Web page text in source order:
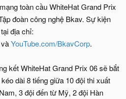
toàn cầu WhiteHat Grand Prix
đoàn công nghệ Bkav. Sự kiện
địa chỉ:
vàYouTube.com/BkavCorp.
kết WhiteHat Grand Prix 06 sẽ bắt
dài 8 tiếng giữa 10 đội thi xuất
3 đội đến từ Mỹ, 2 đội Hàn